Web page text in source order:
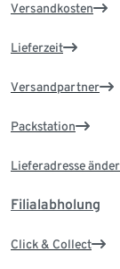
Versandkosten
Lieferzeit
Versandpartner
Packstation
Lieferadresse
Filialabholung
Click & Collect